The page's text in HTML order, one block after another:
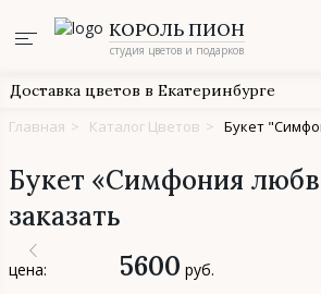
КОРОЛЬ ПИОН
студия цветов и подарков
Доставка цветов в Екатеринбурге
Главная > Каталог Цветов > Букет
Букет «Симфония
заказать
цена: 5600 руб.